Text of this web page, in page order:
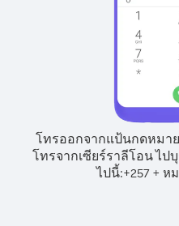
โทรออกจากแป้นกดหมา
โทรจากเซียร์ราลีโอน ไป
ไปนี้:+257+ ห